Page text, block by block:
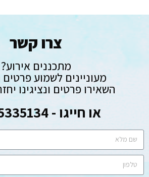
צרו קשר
מתכננים אירוע?
מעוניינים לשמוע פרטים
השאירו פרטים ונציגינו
או חייגו - 054-5335134